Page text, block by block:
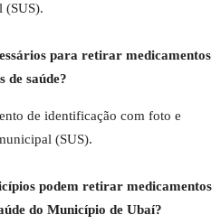
(SUS).
para retirar medicamentos
de saúde?
de identificação com foto e
(SUS).
podem retirar medicamentos
do Município de Ubaí?